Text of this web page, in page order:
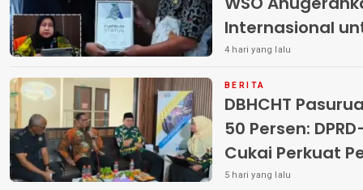
Internasional
4 hari yang lalu
BERITA
DBHCHT
50 Persen:
Cukai Perkuat
Peredaran
5 hari yang lalu